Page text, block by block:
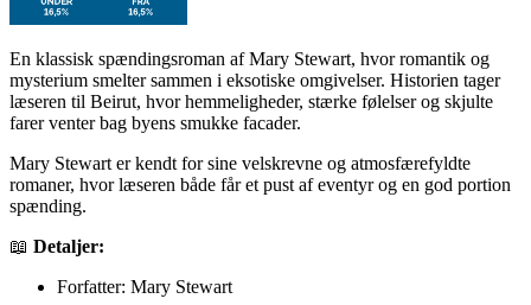
En klassisk spændingsroman af Mary Stewart, hvor romantik og
mysterium smelter sammen i eksotiske omgivelser. Historien tager
læseren til Beirut, hvor hemmeligheder, stærke følelser og skjulte
farer venter bag byens smukke facader.
Mary Stewart er kendt for sine velskrevne og atmosfærefyldte
romaner, hvor læseren både får et pust af eventyr og en god portion
spænding.
📖 Detaljer:
Forfatter: Mary Stewart